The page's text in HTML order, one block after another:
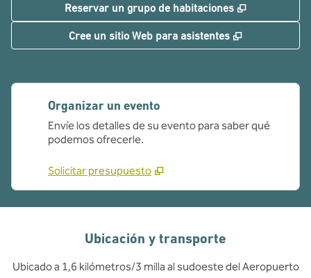
Reservar un grupo de habitaciones ,
Cree un sitio Web para asistentes ,
Organizar un evento
Envíe los detalles de su evento para saber qué
podemos ofrecerle.
Solicitar presupuesto
Ubicación y transporte
Ubicado a 1,6 kilómetros/3 milla al sudoeste del Aeropuerto